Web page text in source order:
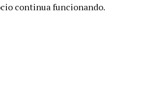
continua funcionando.